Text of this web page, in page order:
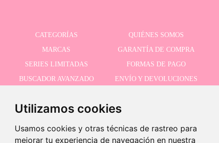
Utilizamos cookies
Usamos cookies y otras técnicas de rastreo para
mejorar tu experiencia de navegación en nuestra
¡Últimas unidades!
CATEGORÍAS
QUIÉNES SOMOS
MARCAS
GARANTÍA DE COMPRA
SERIES LIMITADAS
FORMAS DE PAGO
BUSCADOR AVANZADO
ENVÍO Y DEVOLUCIONES
RECIBE NUESTRAS ÚLTIMAS NOVEDADES